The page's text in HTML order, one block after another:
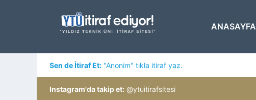
ANASAYFA
Sen de İtiraf Et: "Anonim" tıkla itiraf yaz.
Instagram'da takip et: @ytuitirafsitesi